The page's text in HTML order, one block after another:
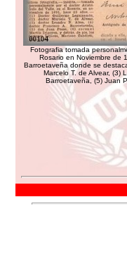
Fotografia tomada
Rosario en Noviembre de
Barroetaveña donde se
Marcelo T. de Alvear, (3)
Barroetaveña, (5) Juan